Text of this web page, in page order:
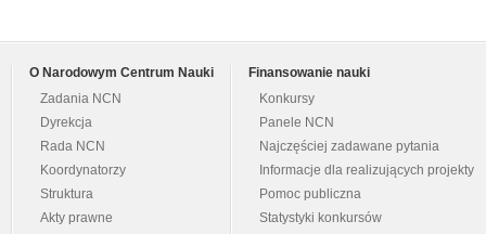
O Narodowym Centrum Nauki
Zadania NCN
Dyrekcja
Rada NCN
Koordynatorzy
Struktura
Akty prawne
Finansowanie nauki
Konkursy
Panele NCN
Najczęściej zadawane pytania
Informacje dla realizujących projekty
Pomoc publiczna
Statystyki konkursów